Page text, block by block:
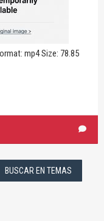
mp4 Size: 78.85